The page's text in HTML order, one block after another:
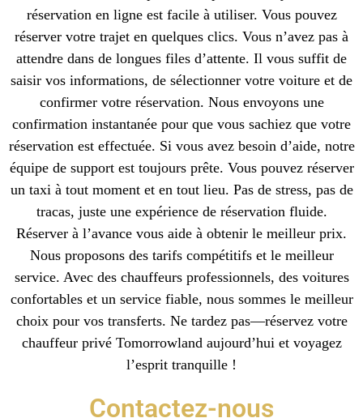
réservation en ligne est facile à utiliser. Vous pouvez
réserver votre trajet en quelques clics. Vous n’avez pas à
attendre dans de longues files d’attente. Il vous suffit de
saisir vos informations, de sélectionner votre voiture et de
confirmer votre réservation. Nous envoyons une
confirmation instantanée pour que vous sachiez que votre
réservation est effectuée. Si vous avez besoin d’aide, notre
équipe de support est toujours prête. Vous pouvez réserver
un taxi à tout moment et en tout lieu. Pas de stress, pas de
tracas, juste une expérience de réservation fluide.
Réserver à l’avance vous aide à obtenir le meilleur prix.
Nous proposons des tarifs compétitifs et le meilleur
service. Avec des chauffeurs professionnels, des voitures
confortables et un service fiable, nous sommes le meilleur
choix pour vos transferts. Ne tardez pas—réservez votre
chauffeur privé Tomorrowland aujourd’hui et voyagez
l’esprit tranquille !
Contactez-nous